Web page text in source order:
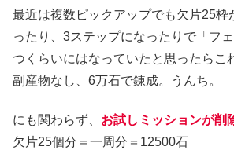
最近は複数ピックアップでも欠片25枠
ったり、3ステップになったりで「フ
つくらいにはなっていたと思ったらこ
副産物なし、6万石で錬成。うんち。
にも関わらず、 お試しミッションが削
欠片25個分＝一周分＝12500石